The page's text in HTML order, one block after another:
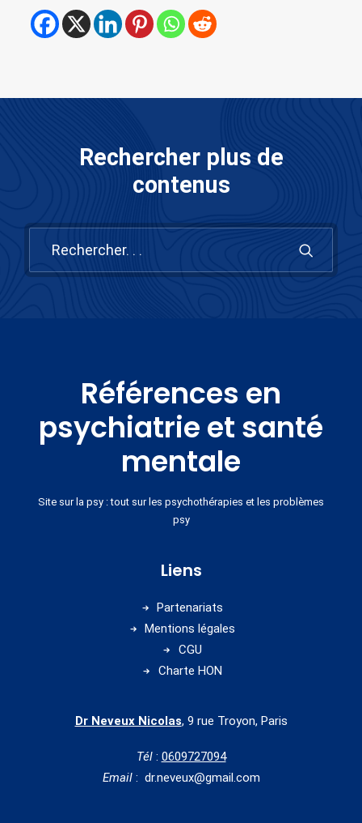
Rechercher plus de
contenus
Références en
psychiatrie et santé
mentale
Site sur la psy : tout sur les psychothérapies et les problèmes
psy
Liens
Partenariats
Mentions légales
CGU
Charte HON
Dr Neveux Nicolas, 9 rue Troyon, Paris
Tél : 0609727094
Email: dr.neveux@gmail.com